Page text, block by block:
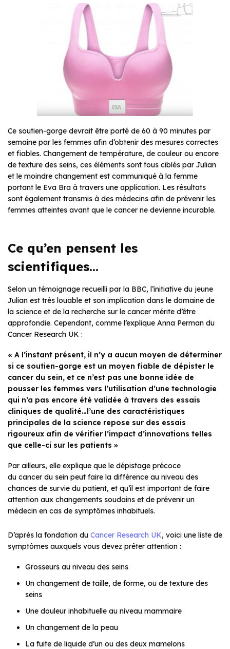
Ce soutien-gorge devrait être porté de 60 à 90 minutes par
semaine par les femmes afin d’obtenir des mesures correctes
et fiables. Changement de température, de couleur ou encore
de texture des seins, ces éléments sont tous ciblés par Julian
et le moindre changement est communiqué à la femme
portant le Eva Bra à travers une application. Les résultats
sont également transmis à des médecins afin de prévenir les
femmes atteintes avant que le cancer ne devienne incurable.
Ce qu’en pensent les
scientifiques…
Selon un témoignage recueilli par la BBC, l’initiative du jeune
Julian est très louable et son implication dans le domaine de
la science et de la recherche sur le cancer mérite d’être
approfondie. Cependant, comme l’explique Anna Perman du
Cancer Research UK :
« A l’instant présent, il n’y a aucun moyen de déterminer
si ce soutien-gorge est un moyen fiable de dépister le
cancer du sein, et ce n’est pas une bonne idée de
pousser les femmes vers l’utilisation d’une technologie
qui n’a pas encore été validée à travers des essais
cliniques de qualité…l’une des caractéristiques
principales de la science repose sur des essais
rigoureux afin de vérifier l’impact d’innovations telles
que celle-ci sur les patients »
Par ailleurs, elle explique que le dépistage précoce
du cancer du sein peut faire la différence au niveau des
chances de survie du patient, et qu’il est important de faire
attention aux changements soudains et de prévenir un
médecin en cas de symptômes inhabituels.
D’après la fondation du Cancer Research UK, voici une liste de
symptômes auxquels vous devez prêter attention :
Grosseurs au niveau des seins
Un changement de taille, de forme, ou de texture des
seins
Une douleur inhabituelle au niveau mammaire
Un changement de la peau
La fuite de liquide d’un ou des deux mamelons